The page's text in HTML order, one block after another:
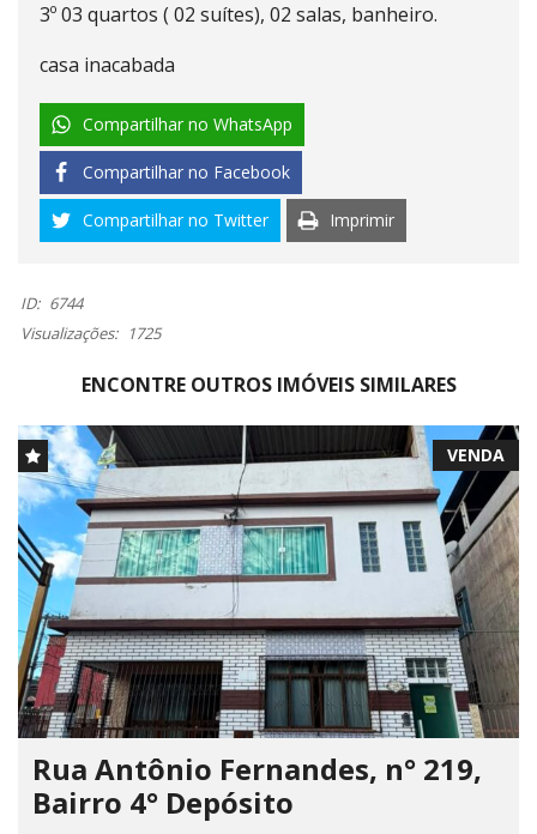
3º 03 quartos ( 02 suítes), 02 salas, banheiro.
casa inacabada
Compartilhar no WhatsApp
Compartilhar no Facebook
Compartilhar no Twitter Imprimir
ID: 6744
Visualizações:
1725
ENCONTRE OUTROS IMÓVEIS SIMILARES
VENDA
Rua Antônio Fernandes, n° 219,
Bairro 4° Depósito